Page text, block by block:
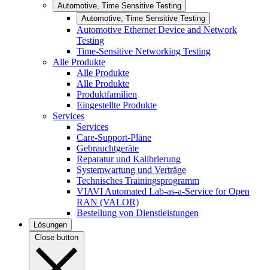
Automotive, Time Sensitive Testing
Automotive, Time Sensitive Testing
Automotive Ethernet Device and Network
Testing
Time-Sensitive Networking Testing
Alle Produkte
Alle Produkte
Alle Produkte
Produktfamilien
Eingestellte Produkte
Services
Services
Care-Support-Pläne
Gebrauchtgeräte
Reparatur und Kalibrierung
Systemwartung und Verträge
Technisches Trainingsprogramm
VIAVI Automated Lab-as-a-Service for Open
RAN (VALOR)
Bestellung von Dienstleistungen
Lösungen
Close button